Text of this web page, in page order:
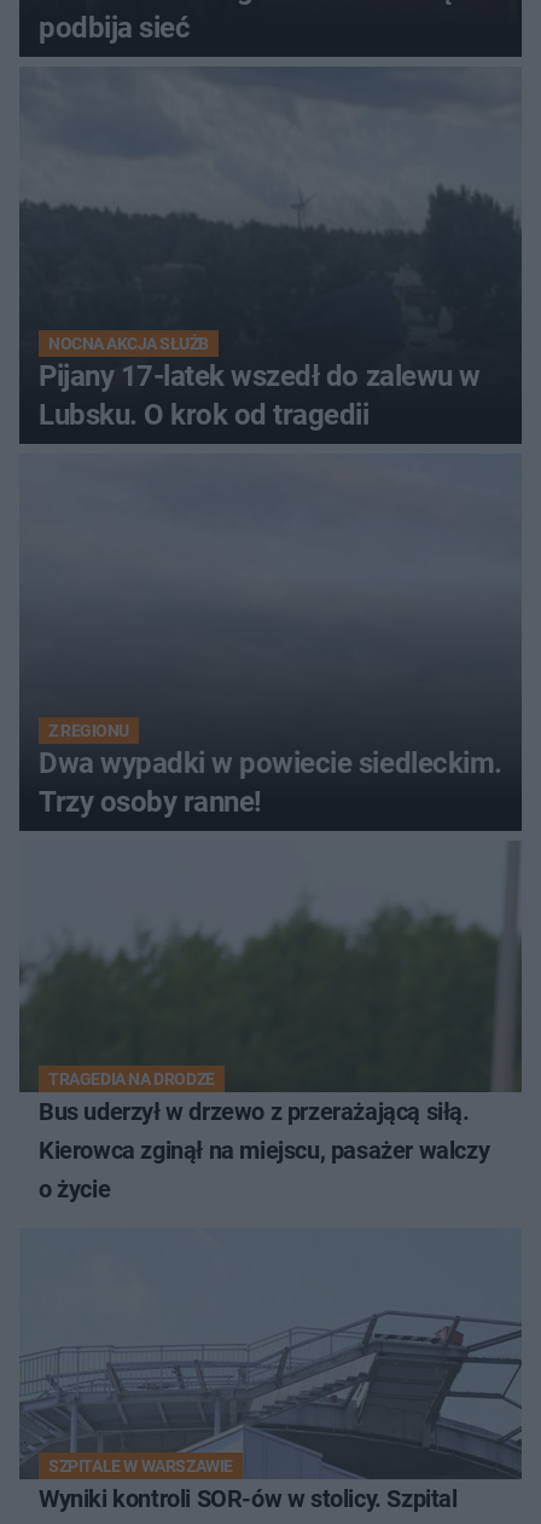
podbija sieć
NOCNA AKCJA SŁUŻB
Pijany 17-latek wszedł do zalewu w
Lubsku. O krok od tragedii
Z REGIONU
Dwa wypadki w powiecie siedleckim.
Trzy osoby ranne!
TRAGEDIA NA DRODZE
Bus uderzył w drzewo z przerażającą siłą.
Kierowca zginął na miejscu, pasażer walczy
o życie
SZPITALE W WARSZAWIE
Wyniki kontroli SOR-ów w stolicy. Szpital